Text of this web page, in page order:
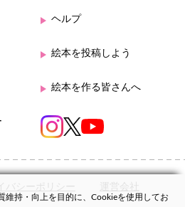
ヘルプ
絵本を投稿しよう
絵本を作る皆さんへ
バシーポリシー 運営会社
維持・向上を目的に、Cookieを使用してお